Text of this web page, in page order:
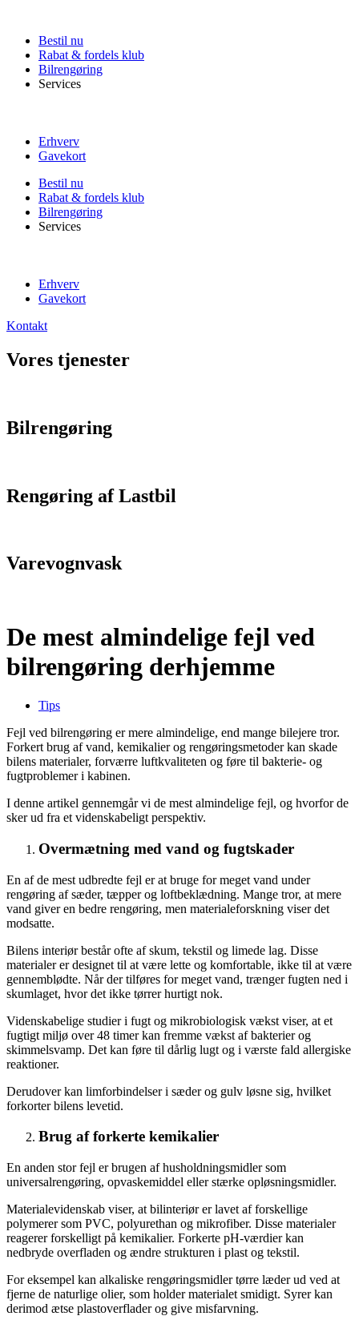
contentBestil nu
Rabat & fordels klub
Bilrengøring
Services
Erhverv
Gavekort
Bestil nu
Rabat & fordels klub
Bilrengøring
Services
Erhverv
Gavekort
Kontakt
Vores tjenester
Bilrengøring
Rengøring af Lastbil
Varevognvask
De mest almindelige fejl ved
bilrengøring derhjemme
Tips
Fejl ved bilrengøring er mere almindelige, end mange bilejere tror.
Forkert brug af vand, kemikalier og rengøringsmetoder kan skade
bilens materialer, forværre luftkvaliteten og føre til bakterie- og
fugtproblemer i kabinen.
I denne artikel gennemgår vi de mest almindelige fejl, og hvorfor de
sker ud fra et videnskabeligt perspektiv.
Overmætning med vand og fugtskader
En af de mest udbredte fejl er at bruge for meget vand under
rengøring af sæder, tæpper og loftbeklædning. Mange tror, at mere
vand giver en bedre rengøring, men materialeforskning viser det
modsatte.
Bilens interiør består ofte af skum, tekstil og limede lag. Disse
materialer er designet til at være lette og komfortable, ikke til at være
gennemblødte. Når der tilføres for meget vand, trænger fugten ned i
skumlaget, hvor det ikke tørrer hurtigt nok.
Videnskabelige studier i fugt og mikrobiologisk vækst viser, at et
fugtigt miljø over 48 timer kan fremme vækst af bakterier og
skimmelsvamp. Det kan føre til dårlig lugt og i værste fald allergiske
reaktioner.
Derudover kan limforbindelser i sæder og gulv løsne sig, hvilket
forkorter bilens levetid.
Brug af forkerte kemikalier
En anden stor fejl er brugen af husholdningsmidler som
universalrengøring, opvaskemiddel eller stærke opløsningsmidler.
Materialevidenskab viser, at bilinteriør er lavet af forskellige
polymerer som PVC, polyurethan og mikrofiber. Disse materialer
reagerer forskelligt på kemikalier. Forkerte pH-værdier kan
nedbryde overfladen og ændre strukturen i plast og tekstil.
For eksempel kan alkaliske rengøringsmidler tørre læder ud ved at
fjerne de naturlige olier, som holder materialet smidigt. Syrer kan
derimod ætse plastoverflader og give misfarvning.